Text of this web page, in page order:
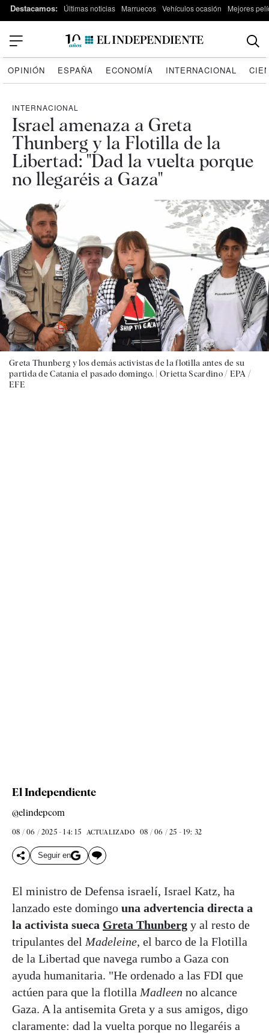
Destacamos: Últimas noticias Marruecos Vehículos ocasión Mejores
OPINIÓN ESPAÑA ECONOMÍA INTERNACIONAL
INTERNACIONAL
Israel amenaza a Greta
Thunberg y la Flotilla de la
Libertad: "Dad la vuelta porque
no llegaréis a Gaza"
Greta Thunberg y los demás activistas de la flotilla antes de su
partida de Catania el pasado domingo. |Orietta Scardino / EPA /
EFE
El Independiente
@elindepcom
08 / 06 / 2025 - 14: 15 ACTUALIZADO 08 / 06 / 25 - 19: 32
Seguir en
El ministro de Defensa israelí, Israel Katz, ha
lanzado este domingo una advertencia directa a
la activista sueca Greta Thunberg y al resto de
tripulantes del Madeleine, el barco de la Flotilla
de la Libertad que navega rumbo a Gaza con
ayuda humanitaria. "He ordenado a las FDI que
actúen para que la flotilla Madleen no alcance
Gaza. A la antisemita Greta y a sus amigos, digo
claramente: dad la vuelta porque no llegaréis a